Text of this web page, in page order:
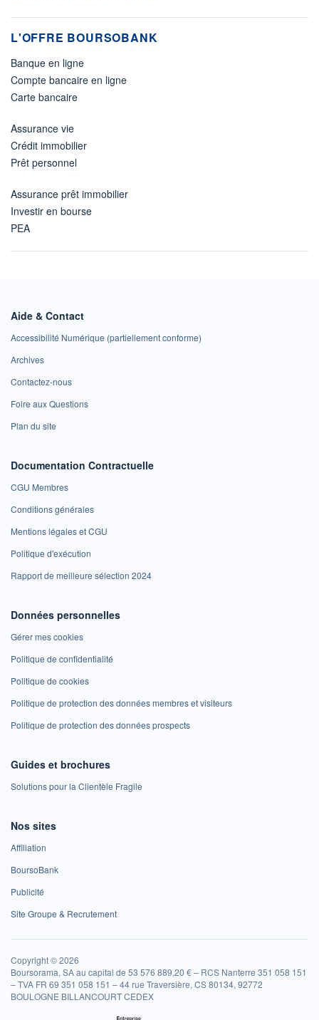
L'OFFRE BOURSOBANK
Banque en ligne
Compte bancaire en ligne
Carte bancaire
Assurance vie
Crédit immobilier
Prêt personnel
Assurance prêt immobilier
Investir en bourse
PEA
Aide & Contact
Accessibilité Numérique (partiellement conforme)
Archives
Contactez-nous
Foire aux Questions
Plan du site
Documentation Contractuelle
CGU Membres
Conditions générales
Mentions légales et CGU
Politique d'exécution
Rapport de meilleure sélection 2024
Données personnelles
Gérer mes cookies
Politique de confidentialité
Politique de cookies
Politique de protection des données membres et visiteurs
Politique de protection des données prospects
Guides et brochures
Solutions pour la Clientèle Fragile
Nos sites
Affiliation
BoursoBank
Publicité
Site Groupe & Recrutement
Copyright © 2026
Boursorama, SA au capital de 53 576 889,20 € – RCS Nanterre 351 058 151
– TVA FR 69 351 058 151 – 44 rue Traversière, CS 80134, 92772
BOULOGNE BILLANCOURT CEDEX